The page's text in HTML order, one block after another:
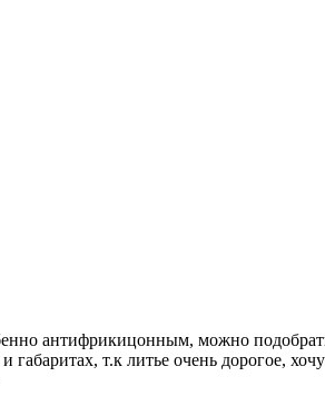
антифрикицонным, можно
т.к литье очень дорогое,